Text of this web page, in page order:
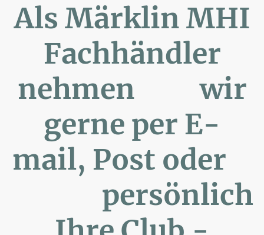
Als Märklin MHI
Fachhändler
nehmen wir
gerne per E-
mail, Post oder
persönlich